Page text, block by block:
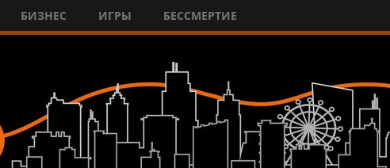
БИЗНЕС ИГРЫ БЕССМЕРТИЕ